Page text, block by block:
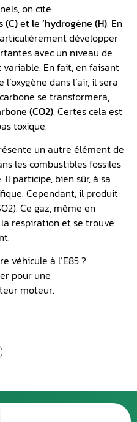
on cite
(C) et le ‘hydrogène (H). En
développer
avec un niveau de
En fait, en faisant
dans l’air, il sera
se transformera,
(CO2). Certes cela est
toxique.
un autre élément de
les combustibles fossiles
participe, bien sûr, à sa
Cependant, il produit
Ce gaz, même en
respiration et se trouve
véhicule à l’E85 ?
pour une
moteur.